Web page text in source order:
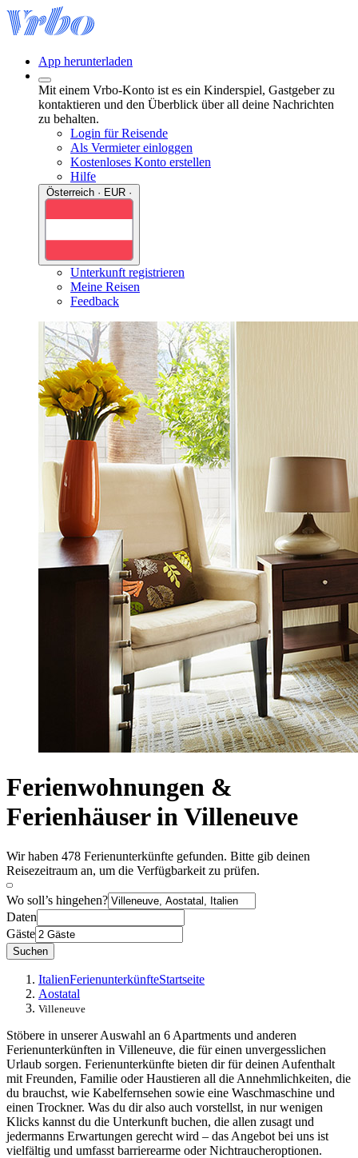
App herunterladen
Mit einem Vrbo-Konto ist es ein Kinderspiel, Gastgeber zu
kontaktieren und den Überblick über all deine Nachrichten
zu behalten.
Login für Reisende
Als Vermieter einloggen
Kostenloses Konto erstellen
Hilfe
Unterkunft registrieren
Meine Reisen
Feedback
Ferienwohnungen &
Ferienhäuser in Villeneuve
Wir haben 478 Ferienunterkünfte gefunden. Bitte gib deinen
Reisezeitraum an, um die Verfügbarkeit zu prüfen.
Wo soll’s hingehen?
Daten
Gäste
Suchen
ItalienFerienunterkünfteStartseite
Aostatal
Villeneuve
Stöbere in unserer Auswahl an 6 Apartments und anderen
Ferienunterkünften in Villeneuve, die für einen unvergesslichen
Urlaub sorgen. Ferienunterkünfte bieten dir für deinen Aufenthalt
mit Freunden, Familie oder Haustieren all die Annehmlichkeiten, die
du brauchst, wie Kabelfernsehen sowie eine Waschmaschine und
einen Trockner. Was du dir also auch vorstellst, in nur wenigen
Klicks kannst du die Unterkunft buchen, die allen zusagt und
jedermanns Erwartungen gerecht wird – das Angebot bei uns ist
vielfältig und umfasst barrierearme oder Nichtraucheroptionen.